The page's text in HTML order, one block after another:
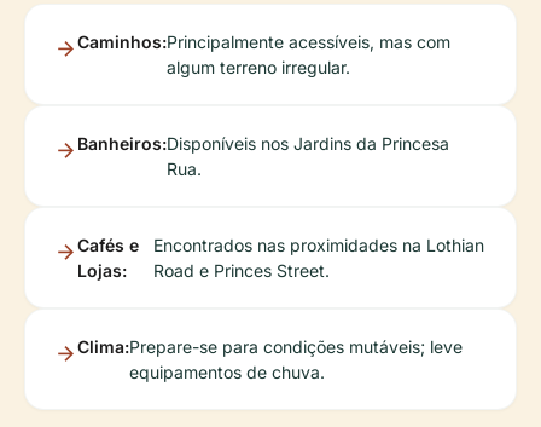
Caminhos:Principalmente acessíveis, mas com
algum terreno irregular.
Banheiros:Disponíveis nos Jardins da Princesa
Rua.
Cafés e
Lojas:
Encontrados nas proximidades na Lothian
Road e Princes Street.
Clima:Prepare-se para condições mutáveis; leve
equipamentos de chuva.